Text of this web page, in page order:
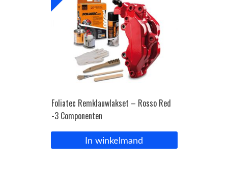
Foliatec Remklauwlakset – Rosso Red
-3 Componenten
In winkelmand